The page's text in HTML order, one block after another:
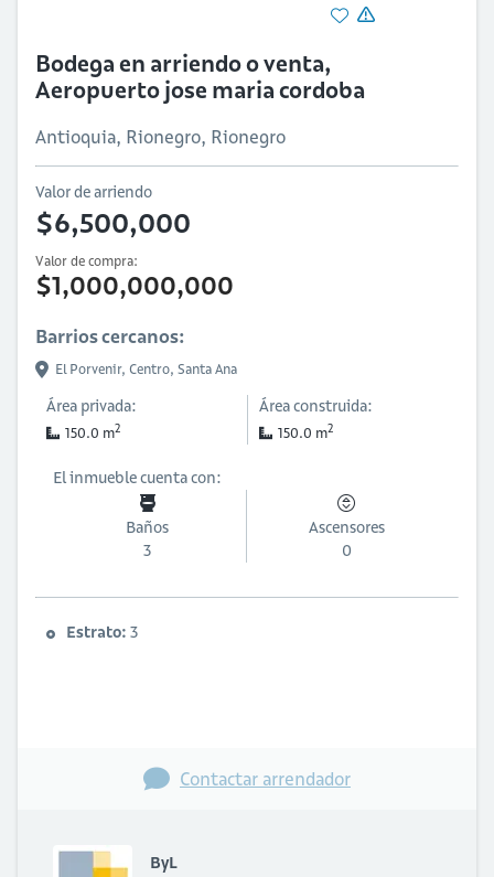
Bodega en arriendo o venta,
Aeropuerto jose maria cordoba
Antioquia, Rionegro, Rionegro
Valor de arriendo
$6,500,000
Valor de compra:
$1,000,000,000
Barrios cercanos:
El Porvenir, Centro, Santa Ana
Área privada:
150.0 m2
Área construida:
150.0 m2
El inmueble cuenta con:
Baños
3
Ascensores
0
Estrato: 3
Contactar arrendador
ByL